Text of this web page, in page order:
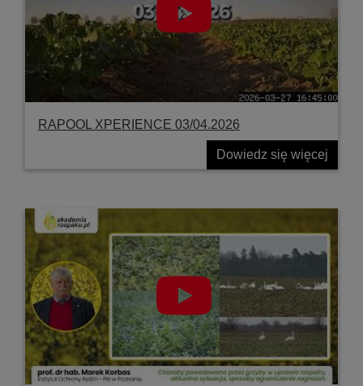
RAPOOL XPERIENCE 03/04.2026
Dowiedz się więcej